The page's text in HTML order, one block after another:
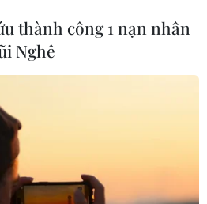
Cựu Bộ trưởng
“bạc trắng đầu”
thành công 1 nạn nhân
Nghê